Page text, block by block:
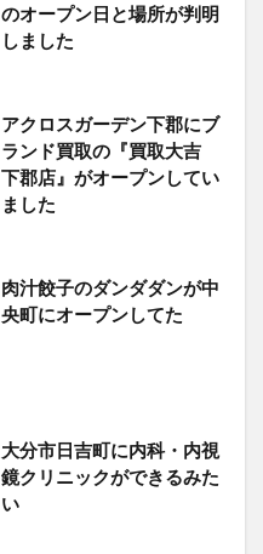
のオープン日と場所が判明
しました
アクロスガーデン下郡にブ
ランド買取の『買取大吉
下郡店』がオープンしてい
ました
肉汁餃子のダンダダンが中
央町にオープンしてた
大分市日吉町に内科・内視
鏡クリニックができるみた
い